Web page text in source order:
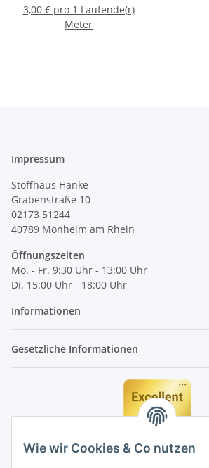
Wie wir Cookies & Co nutzen
3,00 € pro 1 Laufende(r)
Meter
Impressum
Stoffhaus Hanke
Grabenstraße 10
02173 51244
40789 Monheim am Rhein
Öffnungszeiten
Mo. - Fr. 9:30 Uhr - 13:00 Uhr
Di. 15:00 Uhr - 18:00 Uhr
Informationen
Gesetzliche Informationen